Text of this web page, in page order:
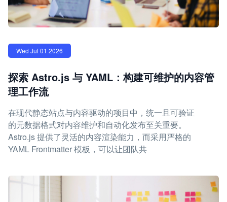
Wed Jul 01 2026
探索 Astro.js 与 YAML：构建可维护的内容管
理工作流
在现代静态站点与内容驱动的项目中，统一且可验证
的元数据格式对内容维护和自动化发布至关重要。
Astro.js 提供了灵活的内容渲染能力，而采用严格的
YAML Frontmatter 模板，可以让团队共